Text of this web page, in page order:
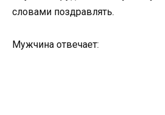
словами поздравлять.
Мужчина отвечает: